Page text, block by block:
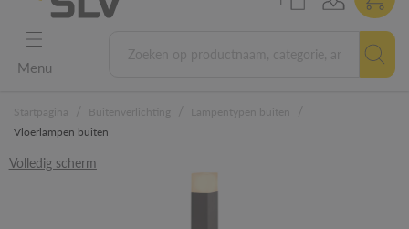
Menu
Vloerlampen buiten
Volledig scherm